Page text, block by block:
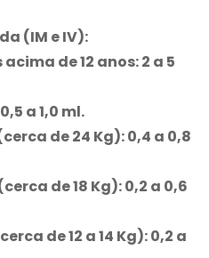
(IM e IV):
de 12 anos: 2 a 5
a 1,0 ml.
de 24 Kg): 0,4 a 0,8
de 18 Kg): 0,2 a 0,6
de 12 a 14 Kg): 0,2 a